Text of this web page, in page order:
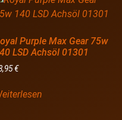
Purple Max Gear 75w
LSD Achsöl 01301
€